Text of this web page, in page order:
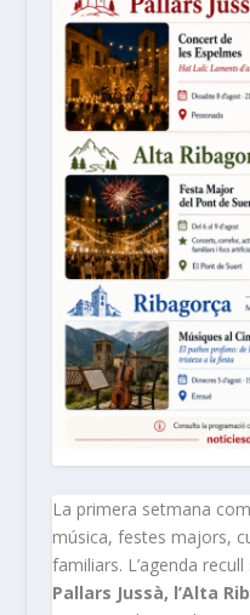
La primera setmana
música, festes majors,
familiars. L’agenda
Pallars Jussà, l’Alta